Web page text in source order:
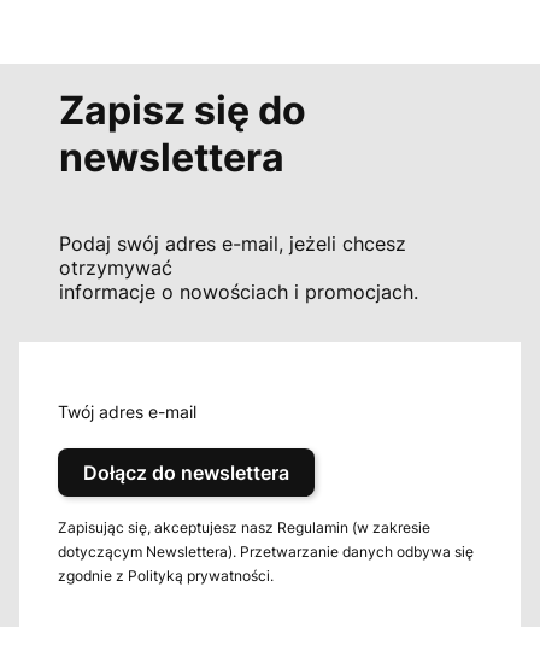
Zapisz się do
newslettera
Podaj swój adres e-mail, jeżeli chcesz
otrzymywać
informacje o nowościach i promocjach.
Twój adres e-mail
Dołącz do newslettera
Zapisując się, akceptujesz nasz Regulamin (w zakresie
dotyczącym Newslettera). Przetwarzanie danych odbywa się
zgodnie z Polityką prywatności.